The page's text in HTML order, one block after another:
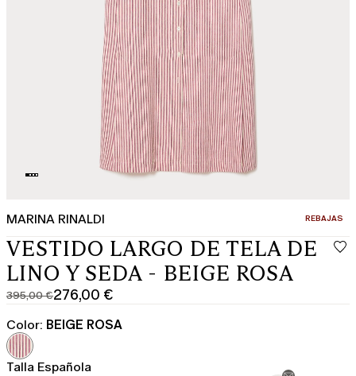
MARINA RINALDI CATEGORÍA:
REBAJAS
VESTIDO LARGO DE TELA DE
LINO Y SEDA - BEIGE ROSA
395,00 €
Precio
original
395,00
€
276,00 €
Precio
actual
276,00
€
Color: BEIGE ROSA
Talla Española